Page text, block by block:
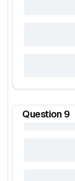
Question 9